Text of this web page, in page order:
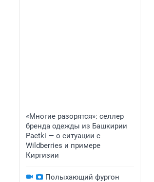
«Многие разорятся»: селлер
бренда одежды из Башкирии
Paetki — о ситуации с
Wildberries и примере
Киргизии
Полыхающий фургон